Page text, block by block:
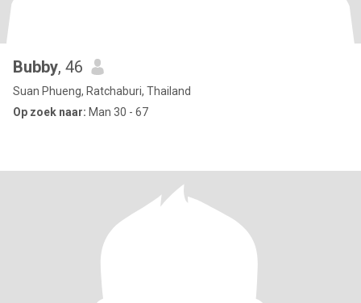
Bubby, 46
Suan Phueng, Ratchaburi, Thailand
Op zoek naar: Man 30 - 67